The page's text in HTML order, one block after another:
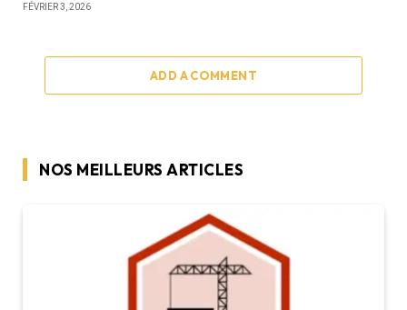
FÉVRIER 3, 2026
ADD A COMMENT
NOS MEILLEURS ARTICLES